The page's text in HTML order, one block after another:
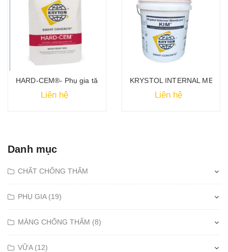
và tác nhân kết nối
HARD-CEM®- Phụ gia tăng cứng tổng thể
Liên hệ
KRYSTOL INTERNAL
Liên hệ
Danh mục
CHẤT CHỐNG THẤM
PHỤ GIA (19)
MÀNG CHỐNG THẤM (8)
VỮA (12)